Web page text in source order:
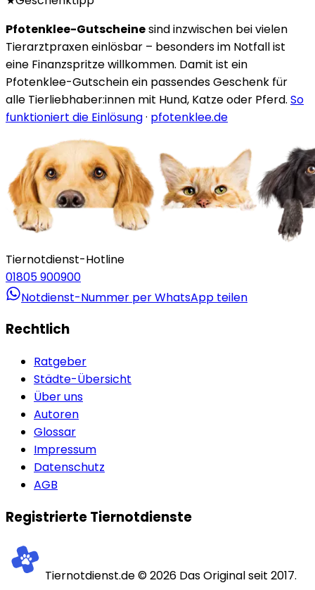
Pfotenklee-Gutscheinesind inzwischen bei vielen
Tierarztpraxen einlösbar – besonders im Notfall ist
eine Finanzspritze willkommen. Damit ist ein
Pfotenklee-Gutschein ein passendes Geschenk für
alle Tierliebhaber:innen mit Hund, Katze oder Pferd. So
funktioniert die Einlösung· pfotenklee.de
Tiernotdienst-Hotline
01805 900900
Notdienst-Nummer per WhatsApp teilen
Rechtlich
Ratgeber
Städte-Übersicht
Über uns
Autoren
Glossar
Impressum
Datenschutz
AGB
Registrierte Tiernotdienste
Tiernotdienst.de ©2026 Das Original seit 2017.